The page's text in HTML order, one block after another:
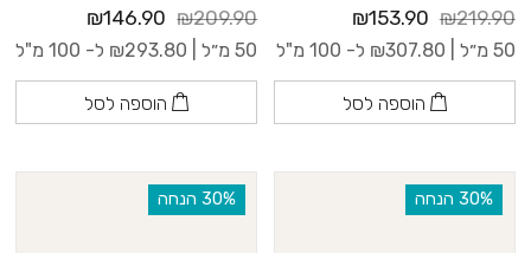
₪219.90
₪153.90
50 מ״ל | ₪307.80 ל- 100 מ"ל
הוספה לסל
₪209.90
₪146.90
50 מ״ל | ₪293.80 ל- 100 מ"ל
הוספה לסל
‫30% הנחה ‫30% הנחה